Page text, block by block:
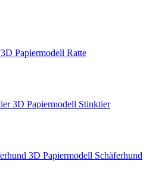
3D Papiermodell Ratte
3D Papiermodell Stinktier
3D Papiermodell Schäferhund